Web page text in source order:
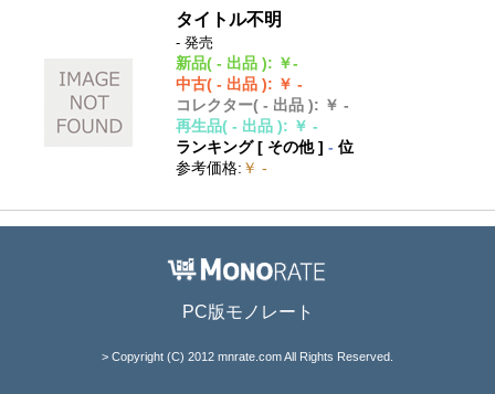
タイトル不明
- 発売
新品( - 出品 ): ￥-
中古( - 出品 ): ￥ -
コレクター( - 出品 ): ￥ -
再生品( - 出品 ): ￥ -
ランキング [ その他]- 位
参考価格: ￥ -
PC版モノレート
> Copyright (C) 2012 mnrate.com All Rights Reserved.